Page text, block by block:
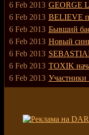
6 Feb 2013 GEORGE
6 Feb 2013 BELIEVE
6 Feb 2013 Бывший
6 Feb 2013 Новый
6 Feb 2013
6 Feb 2013 TOXIK
6 Feb 2013